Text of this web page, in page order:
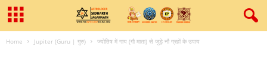
Home Jupiter (Guru | गुरु) ज्योतिष में गाय (गौ माता) से जुड़े नौ ग्रहों के उपाय